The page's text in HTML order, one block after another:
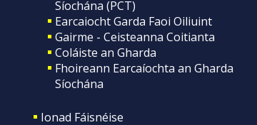
Síochána (PCT)
Earcaiocht Garda Faoi Oiliuint
Gairme - Ceisteanna Coitianta
Coláiste an Gharda
Fhoireann Earcaíochta an Gharda
Síochána
Ionad Fáisnéise